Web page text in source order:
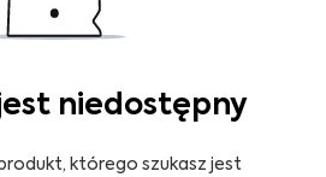
niedostępny
którego szukasz jest